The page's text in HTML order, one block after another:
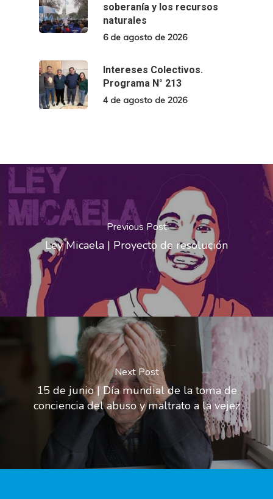
soberanía y los recursos
naturales
6 de agosto de 2026
Intereses Colectivos.
Programa N° 213
4 de agosto de 2026
Previous Post
Ley Micaela | Proyecto de resolución
Next Post
15 de junio | Día mundial de la toma de
conciencia del abuso y maltrato a la vejez